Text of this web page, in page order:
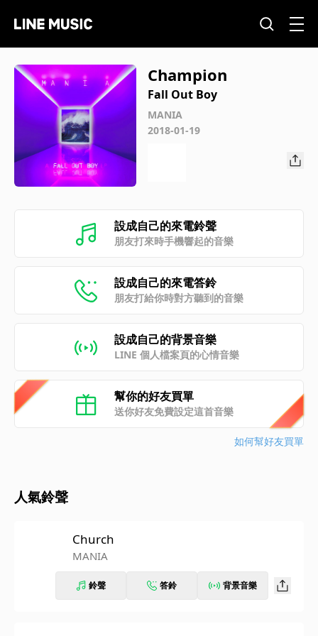
Champion
Fall Out Boy
MANIA
2018-01-19
設成自己的來電鈴聲
朋友打來時手機響起的音樂
設成自己的來電答鈴
朋友打給你時對方聽到的音樂
設成自己的背景音樂
LINE 個人檔案頁的心情音樂
幫你的好友買單
送你好友免費設定這首音樂
如何幫好友買單
人氣鈴聲
Church
MANIA
鈴聲 答鈴 背景音樂